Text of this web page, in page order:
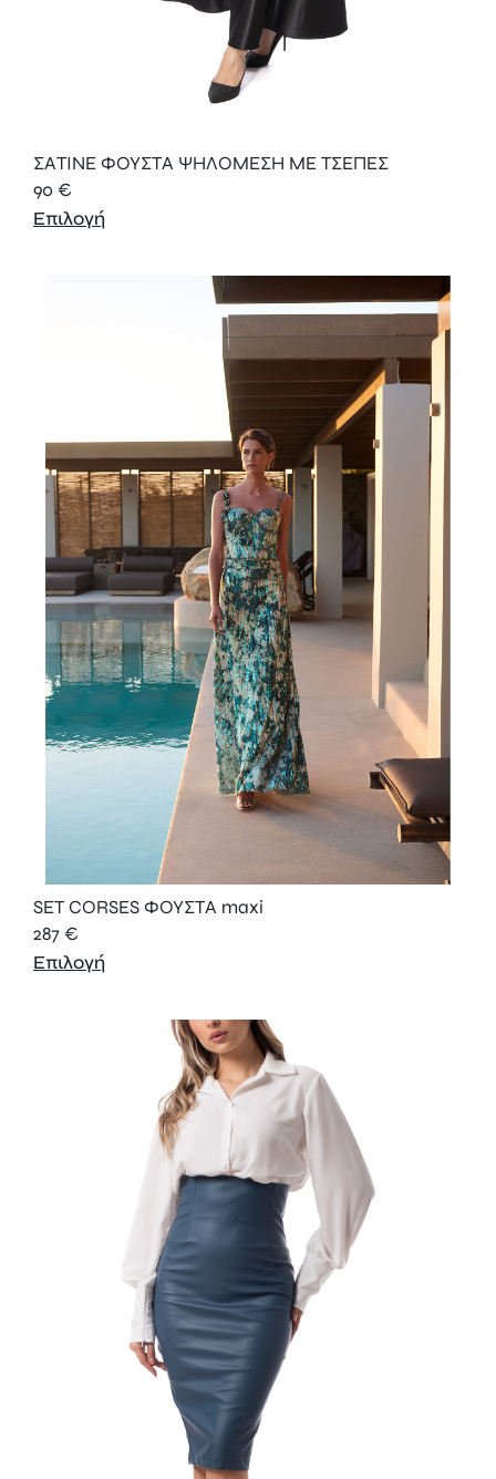
ΣΑΤΙΝΕ ΦΟΥΣΤΑ ΨΗΛΟΜΕΣΗ ΜΕ ΤΣΕΠΕΣ
90 €
Επιλογή
SET CORSES ΦΟΥΣΤΑ maxi
287€
Επιλογή